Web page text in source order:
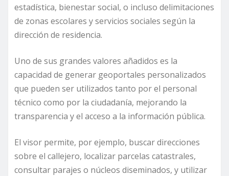
estadística, bienestar social, o incluso delimitaciones
de zonas escolares y servicios sociales según la
dirección de residencia.
Uno de sus grandes valores añadidos es la
capacidad de generar geoportales personalizados
que pueden ser utilizados tanto por el personal
técnico como por la ciudadanía, mejorando la
transparencia y el acceso a la información pública.
El visor permite, por ejemplo, buscar direcciones
sobre el callejero, localizar parcelas catastrales,
consultar parajes o núcleos diseminados, y utilizar